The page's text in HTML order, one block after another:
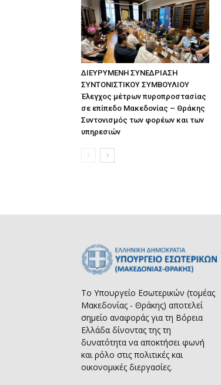
ΔΙΕΥΡΥΜΕΝΗ ΣΥΝΕΔΡΙΑΣΗ
ΣΥΝΤΟΝΙΣΤΙΚΟΥ ΣΥΜΒΟΥΛΙΟΥ
Έλεγχος μέτρων πυροπροστασίας
σε επίπεδο Μακεδονίας – Θράκης
Συντονισμός των φορέων και των
υπηρεσιών
Το Υπουργείο Εσωτερικών (τομέας
Μακεδονίας - Θράκης) αποτελεί
σημείο αναφοράς για τη Βόρεια
Ελλάδα δίνοντας της τη
δυνατότητα να αποκτήσει φωνή
και ρόλο στις πολιτικές και
οικονομικές διεργασίες.